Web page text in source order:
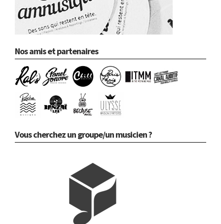
Nos amis et partenaires
Vous cherchez un groupe/un musicien ?